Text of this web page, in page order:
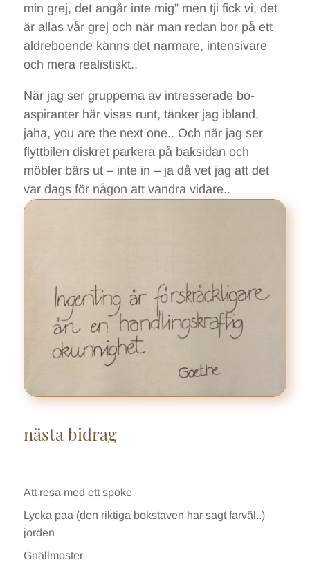
min grej, det angår inte mig” men tji fick vi, det
är allas vår grej och när man redan bor på ett
äldreboende känns det närmare, intensivare
och mera realistiskt..
När jag ser grupperna av intresserade bo-
aspiranter här visas runt, tänker jag ibland,
jaha, you are the next one.. Och när jag ser
flyttbilen diskret parkera på baksidan och
möbler bärs ut – inte in – ja då vet jag att det
var dags för någon att vandra vidare..
nästa bidrag
Att resa med ett spöke
Lycka paa (den riktiga bokstaven har sagt farväl..)
jorden
Gnällmoster